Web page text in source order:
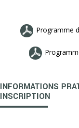
Programme
INFORMATIONS
INSCRIPTION